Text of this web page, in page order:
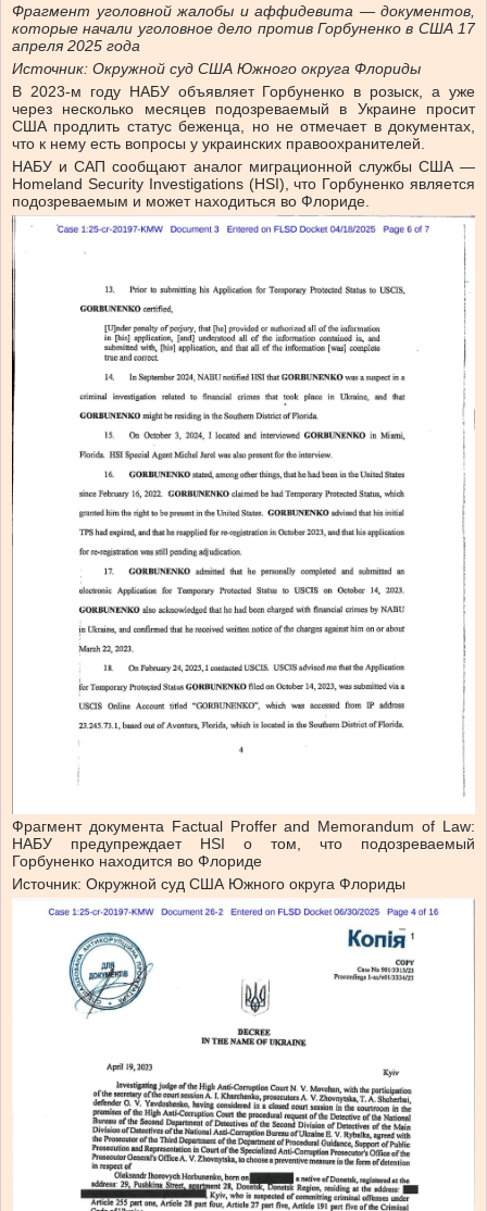
Фрагмент уголовной жалобы и аффидевита — документов,
которые начали уголовное дело против Горбуненко в США 17
апреля 2025 года
Источник: Окружной суд США Южного округа Флориды
В 2023-м году НАБУ объявляет Горбуненко в розыск, а уже
через несколько месяцев подозреваемый в Украине просит
США продлить статус беженца, но не отмечает в документах,
что к нему есть вопросы у украинских правоохранителей.
НАБУ и САП сообщают аналог миграционной службы США —
Homeland Security Investigations (HSI), что Горбуненко является
подозреваемым и может находиться во Флориде.
Фрагмент документа Factual Proffer and Memorandum of Law:
НАБУ предупреждает HSI о том, что подозреваемый
Горбуненко находится во Флориде
Источник: Окружной суд США Южного округа Флориды